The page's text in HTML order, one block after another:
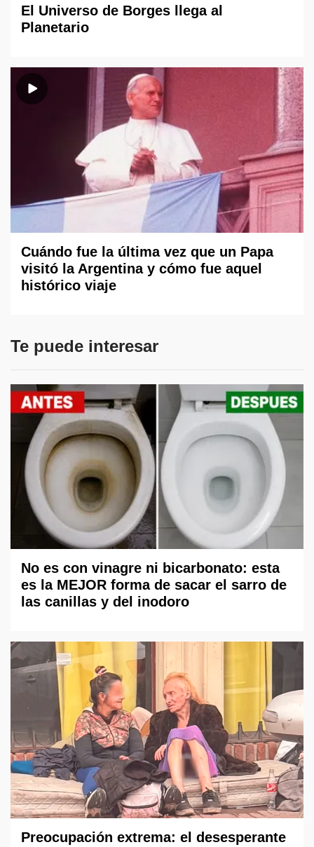
El Universo de Borges llega al
Planetario
Cuándo fue la última vez que un Papa
visitó la Argentina y cómo fue aquel
histórico viaje
Te puede interesar
No es con vinagre ni bicarbonato: esta
es la MEJOR forma de sacar el sarro de
las canillas y del inodoro
Preocupación extrema: el desesperante